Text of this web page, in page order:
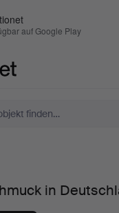
auf Google Play
in